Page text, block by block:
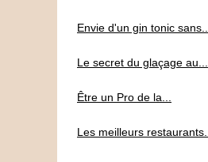
Envie d'un gin tonic sans...
Le secret du glaçage au...
Être un Pro de la...
Les meilleurs restaurants...